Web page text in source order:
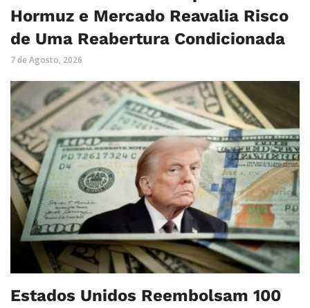
Hormuz e Mercado Reavalia Risco
de Uma Reabertura Condicionada
7 de Agosto, 2026
Estados Unidos Reembolsam 100